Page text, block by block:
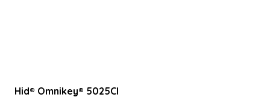
Hid® Omnikey® 5025Cl